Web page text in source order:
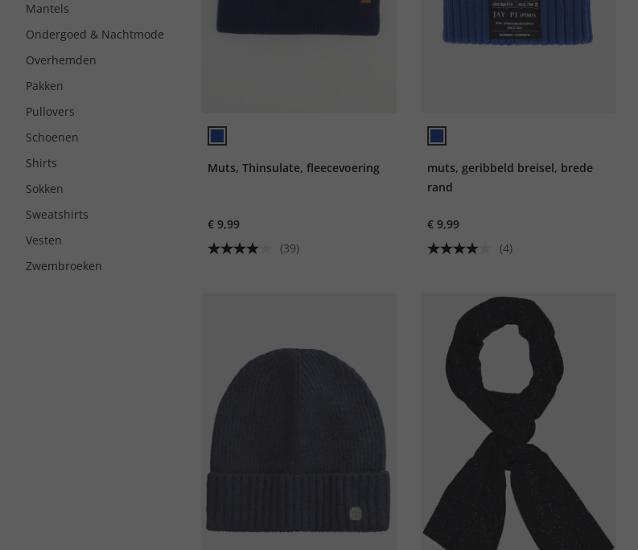
Mantels
Ondergoed & Nachtmode
Overhemden
Pakken
Pullovers
Schoenen
Shirts
Sokken
Sweatshirts
Vesten
Zwembroeken
Muts, Thinsulate, fleecevoering
€ 9,99
(39)
muts, geribbeld breisel, brede
rand
€ 9,99
(4)